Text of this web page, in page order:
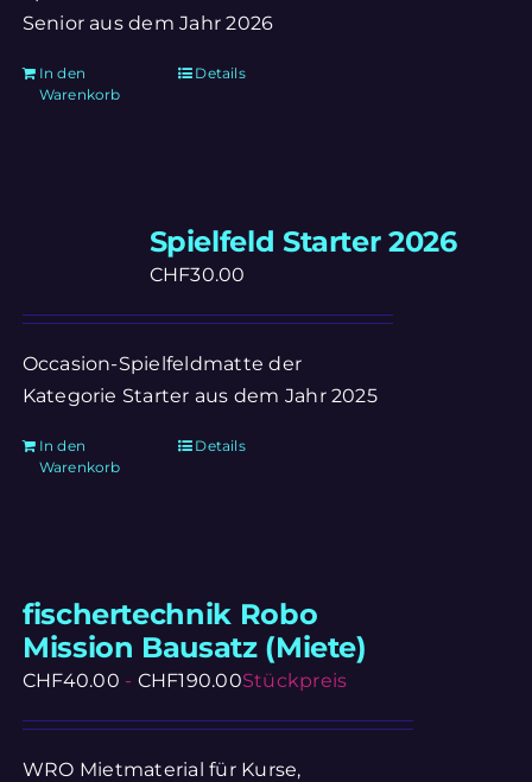
Senior aus dem Jahr 2026
In den
Warenkorb
Details
Spielfeld Starter 2026
CHF30.00
Occasion-Spielfeldmatte der
Kategorie Starter aus dem Jahr 2025
In den
Warenkorb
Details
fischertechnik Robo
Mission Bausatz (Miete)
CHF40.00 - CHF190.00Stückpreis
WRO Mietmaterial für Kurse,